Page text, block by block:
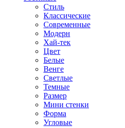
Стиль
Классические
Современные
Модерн
Хай-тек
Цвет
Белые
Венге
Светлые
Темные
Размер
Мини стенки
Форма
Угловые